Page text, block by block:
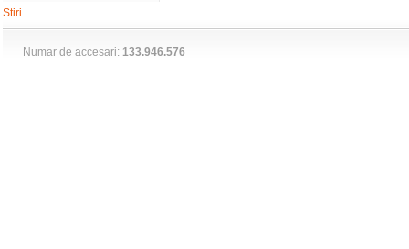
Stiri
Numar de accesari: 133.946.576